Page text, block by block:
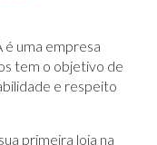
é uma empresa
tem o objetivo de
e respeito
primeira loja na